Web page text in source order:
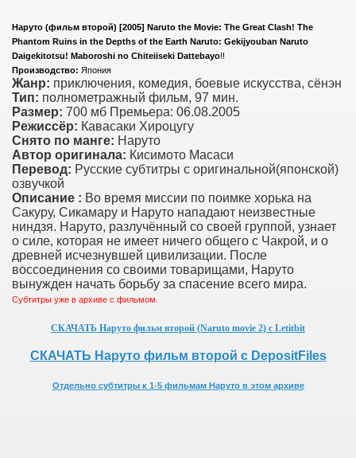
Наруто (фильм второй) [2005] Naruto the Movie: The Great Clash! The
Phantom Ruins in the Depths of the Earth Naruto: Gekijyouban Naruto
Daigekitotsu! Maboroshi no Chiteiiseki Dattebayo!!
Производство: Япония
Жанр: приключения, комедия, боевые искусства, сёнэн
Тип: полнометражный фильм, 97 мин.
Размер: 700 мб Премьера: 06.08.2005
Режиссёр: Кавасаки Хироцугу
Снято по манге: Наруто
Автор оригинала: Кисимото Масаси
Перевод: Русские субтитры с оригинальной(японской)
озвучкой
Описание : Во время миссии по поимке хорька на
Сакуру, Сикамару и Наруто нападают неизвестные
ниндзя. Наруто, разлучённый со своей группой, узнает
о силе, которая не имеет ничего общего с Чакрой, и о
древней исчезнувшей цивилизации. После
воссоединения со своими товарищами, Наруто
вынужден начать борьбу за спасение всего мира.
Субтитры уже в архиве с фильмом.
СКАЧАТЬ Наруто фильм второй (Naruto movie 2) с Letitbit
СКАЧАТЬ Наруто фильм второй с DepositFiles
Отдельно субтитры к 1-5 фильмам Наруто в этом архиве